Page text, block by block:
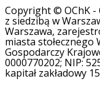
Copyright © OChK -
z siedzibą w
Warszawa,
miasta stołecznego
Gospodarczy
0000770202; NIP:
kapitał zakładowy